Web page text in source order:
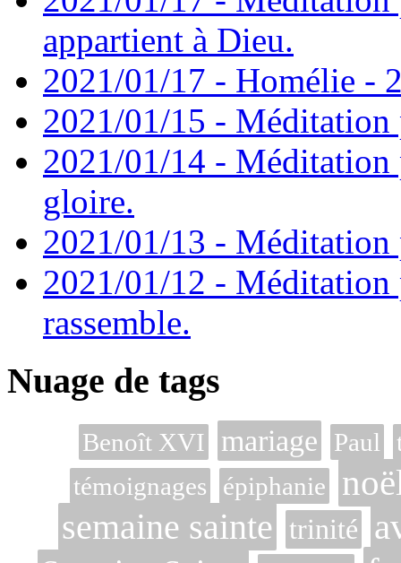
appartient à Dieu.
2021/01/17 - Homélie -
2021/01/15 - Méditation
2021/01/14 - Méditation
gloire.
2021/01/13 - Méditation
2021/01/12 - Méditation
rassemble.
Nuage de tags
Benoît XVI mariage Paul
témoignages
épiphanie
semaine sainte trinité